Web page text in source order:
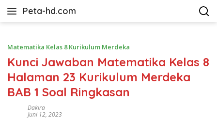
Peta-hd.com
Kumpulan
HD
Matematika Kelas 8 Kurikulum Merdeka
Kunci Jawaban Matematika Kelas 8
Halaman 23 Kurikulum Merdeka
BAB 1 Soal Ringkasan
Dakira
Juni 12, 2023